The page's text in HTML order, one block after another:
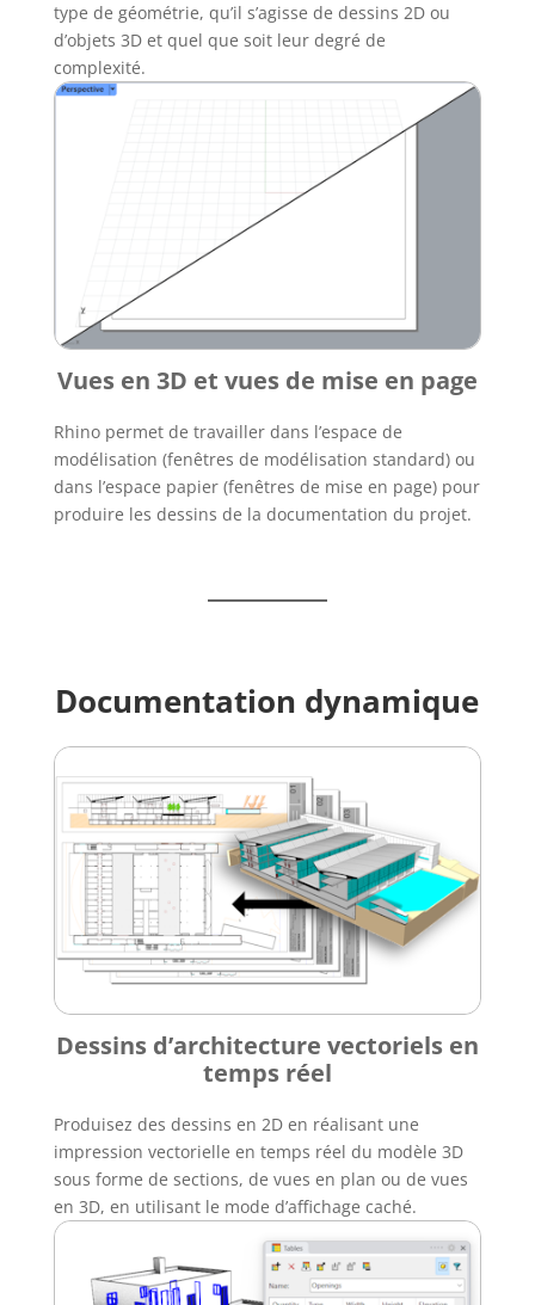
type de géométrie, qu’il s’agisse de dessins 2D ou
d’objets 3D et quel que soit leur degré de
complexité.
Vues en 3D et vues de mise en page
Rhino permet de travailler dans l’espace de
modélisation (fenêtres de modélisation standard) ou
dans l’espace papier (fenêtres de mise en page) pour
produire les dessins de la documentation du projet.
Documentation dynamique
Dessins d’architecture vectoriels en
temps réel
Produisez des dessins en 2D en réalisant une
impression vectorielle en temps réel du modèle 3D
sous forme de sections, de vues en plan ou de vues
en 3D, en utilisant le mode d’affichage caché.